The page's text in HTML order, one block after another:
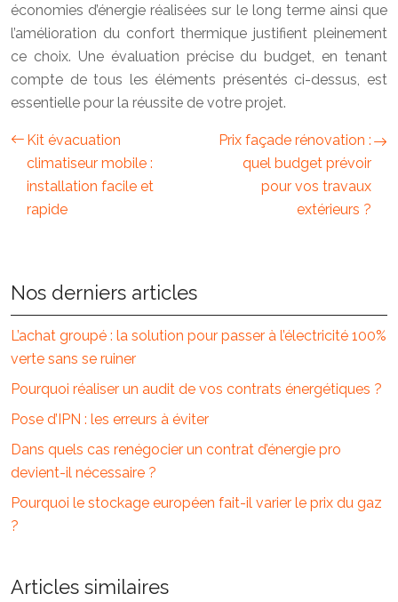
économies d’énergie réalisées sur le long terme ainsi que
l’amélioration du confort thermique justifient pleinement
ce choix. Une évaluation précise du budget, en tenant
compte de tous les éléments présentés ci-dessus, est
essentielle pour la réussite de votre projet.
Kit évacuation
climatiseur mobile :
installation facile et
rapide
Prix façade rénovation :
quel budget prévoir
pour vos travaux
extérieurs ?
Nos derniers articles
L’achat groupé : la solution pour passer à l’électricité 100%
verte sans se ruiner
Pourquoi réaliser un audit de vos contrats énergétiques ?
Pose d’IPN : les erreurs à éviter
Dans quels cas renégocier un contrat d’énergie pro
devient-il nécessaire ?
Pourquoi le stockage européen fait-il varier le prix du gaz
?
Articles similaires